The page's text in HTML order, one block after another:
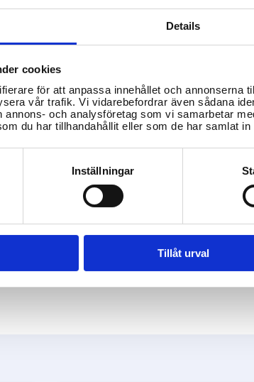
Details
cookies
för att anpassa innehållet och annonserna
vår trafik. Vi vidarebefordrar även sådana
annons- och analysföretag som vi samarbetar
du har tillhandahållit eller som de har samlat
Inställningar
Tillåt urval
hälso- och sjukvård i
innebär tillfällig vistelse
begränsas i vissa
och inte vara rädda
känner att deras
dokument/svensk-
2010-610/
vard/